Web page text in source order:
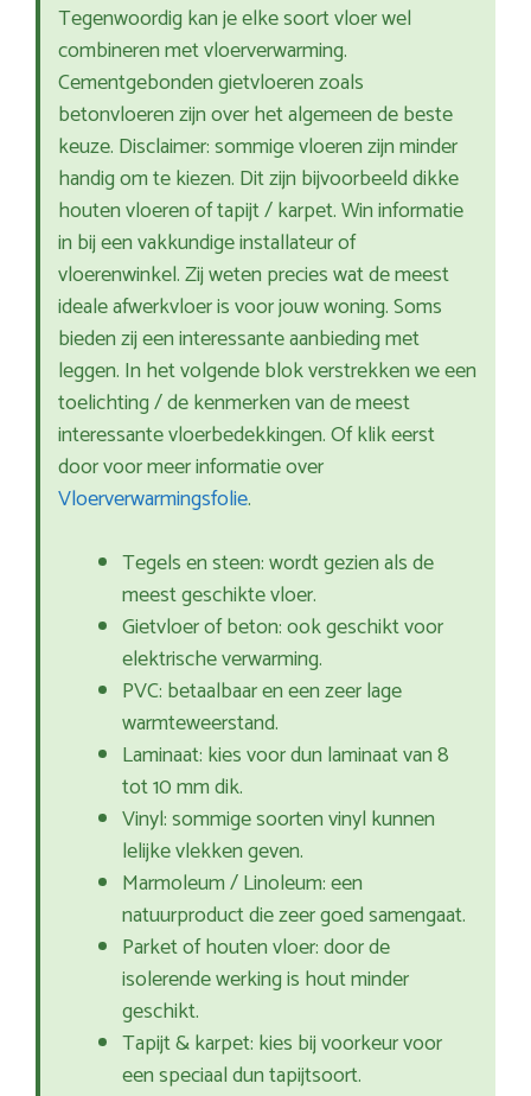
Tegenwoordig kan je elke soort vloer wel
combineren met vloerverwarming.
Cementgebonden gietvloeren zoals
betonvloeren zijn over het algemeen de beste
keuze. Disclaimer: sommige vloeren zijn minder
handig om te kiezen. Dit zijn bijvoorbeeld dikke
houten vloeren of tapijt / karpet. Win informatie
in bij een vakkundige installateur of
vloerenwinkel. Zij weten precies wat de meest
ideale afwerkvloer is voor jouw woning. Soms
bieden zij een interessante aanbieding met
leggen. In het volgende blok verstrekken we een
toelichting / de kenmerken van de meest
interessante vloerbedekkingen. Of klik eerst
door voor meer informatie over
Vloerverwarmingsfolie.
Tegels en steen: wordt gezien als de
meest geschikte vloer.
Gietvloer of beton: ook geschikt voor
elektrische verwarming.
PVC: betaalbaar en een zeer lage
warmteweerstand.
Laminaat: kies voor dun laminaat van 8
tot 10 mm dik.
Vinyl: sommige soorten vinyl kunnen
lelijke vlekken geven.
Marmoleum / Linoleum: een
natuurproduct die zeer goed samengaat.
Parket of houten vloer: door de
isolerende werking is hout minder
geschikt.
Tapijt & karpet: kies bij voorkeur voor
een speciaal dun tapijtsoort.